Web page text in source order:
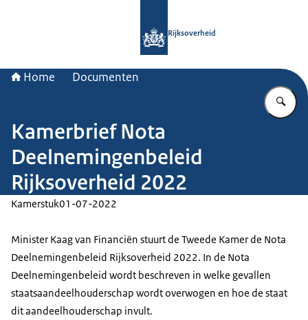
Rijksoverheid
Home Documenten
Kamerbrief Nota
Deelnemingenbeleid
Rijksoverheid 2022
Kamerstuk01-07-2022
Minister Kaag van Financiën stuurt de Tweede Kamer de Nota
Deelnemingenbeleid Rijksoverheid 2022. In de Nota
Deelnemingenbeleid wordt beschreven in welke gevallen
staatsaandeelhouderschap wordt overwogen en hoe de staat
dit aandeelhouderschap invult.